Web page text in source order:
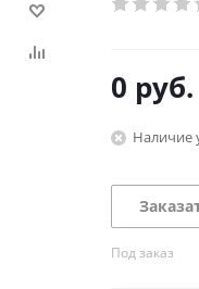
0 руб.
Наличие
Под заказ